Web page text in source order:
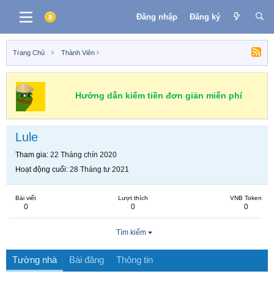
Đăng nhập Đăng ký
Trang Chủ Thành Viên
Hướng dẫn kiếm tiền đơn giản miễn phí
Lule
Tham gia 22 Tháng chín 2020
Hoạt động cuối 28 Tháng tư 2021
Bài viết
0
Lượt thích
0
VNB Token
0
Tìm kiếm
Tường nhà Bài đăng Thông tin